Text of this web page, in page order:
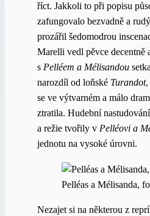
říct. Jakkoli to při popisu
zafungovalo bezvadně a
prozářil šedomodrou
Marelli vedl pěvce decentně
s Pelléem a Mélisandou
narozdíl od loňské Turandot,
se ve výtvarném a málo
ztratila. Hudební
a režie tvořily v Pelléovi a
jednotu na vysoké úrovni.
Pelléas a Mélisanda,
Nezajet si na některou z